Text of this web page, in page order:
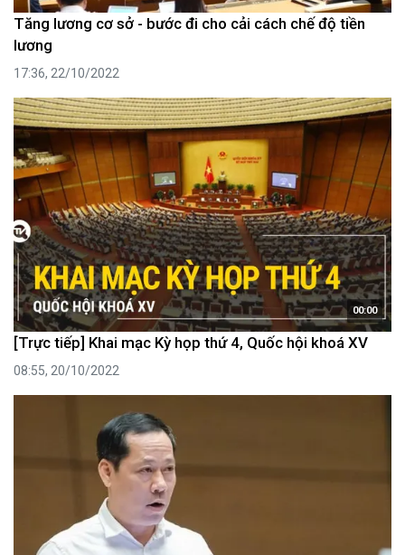
Tăng lương cơ sở - bước đi cho cải cách chế độ tiền
lương
17:36, 22/10/2022
00:00
[Trực tiếp] Khai mạc Kỳ họp thứ 4, Quốc hội khoá XV
08:55, 20/10/2022